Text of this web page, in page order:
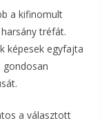
a kifinomult
tréfát.
képesek egyfajta
a választott